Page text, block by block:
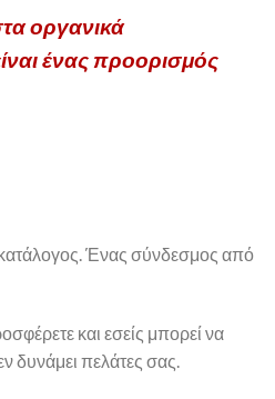
οργανικά
ένας προορισμός
κατάλογος. Ένας σύνδεσμος από
και εσείς μπορεί να
δυνάμει πελάτες σας.